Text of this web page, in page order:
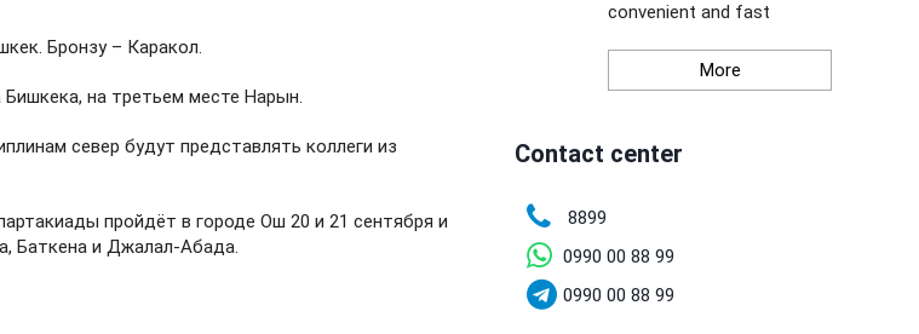
Бронзу – Каракол.
на третьем месте Нарын.
север будут представлять коллеги из
пройдёт в городе Ош 20 и 21 сентября и
Баткена и Джалал-Абада.
convenient and fast
More
Contact center
8899
0990 00 88 99
0990 00 88 99